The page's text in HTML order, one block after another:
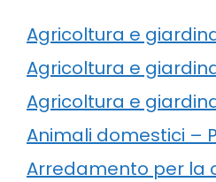
Agricoltura e
Agricoltura e
Agricoltura e
Animali domestici –
Arredamento per la